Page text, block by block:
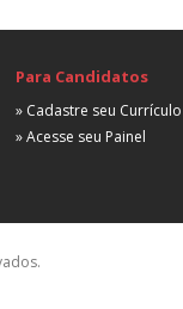
Para Candidatos
» Cadastre seu Currículo
» Acesse seu Painel